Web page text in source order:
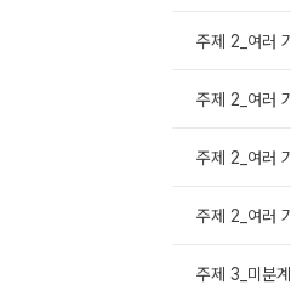
주제 2_여러
주제 2_여러
주제 2_여러
주제 2_여러
주제 3_미분